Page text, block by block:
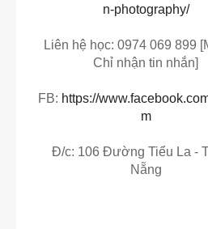
n-photography/
Liên hệ học: 0974 069 899
Chỉ nhận tin nhắn]
FB: https://
m
Đ/c: 106 Đường Tiểu La -
Nẵng